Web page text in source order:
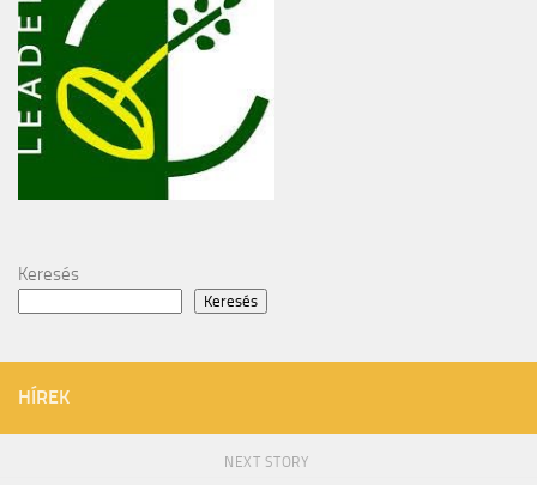
Keresés
Keresés
HÍREK
NEXT STORY